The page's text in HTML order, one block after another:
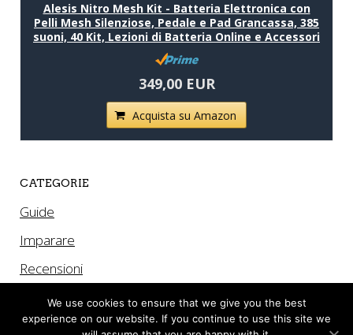
Alesis Nitro Mesh Kit - Batteria Elettronica con
Pelli Mesh Silenziose, Pedale e Pad Grancassa, 385
suoni, 40 Kit, Lezioni di Batteria Online e Accessori
349,00 EUR
Acquista su Amazon
CATEGORIE
Guide
Imparare
Recensioni
We use cookies to ensure that we give you the best
experience on our website. If you continue to use this site we